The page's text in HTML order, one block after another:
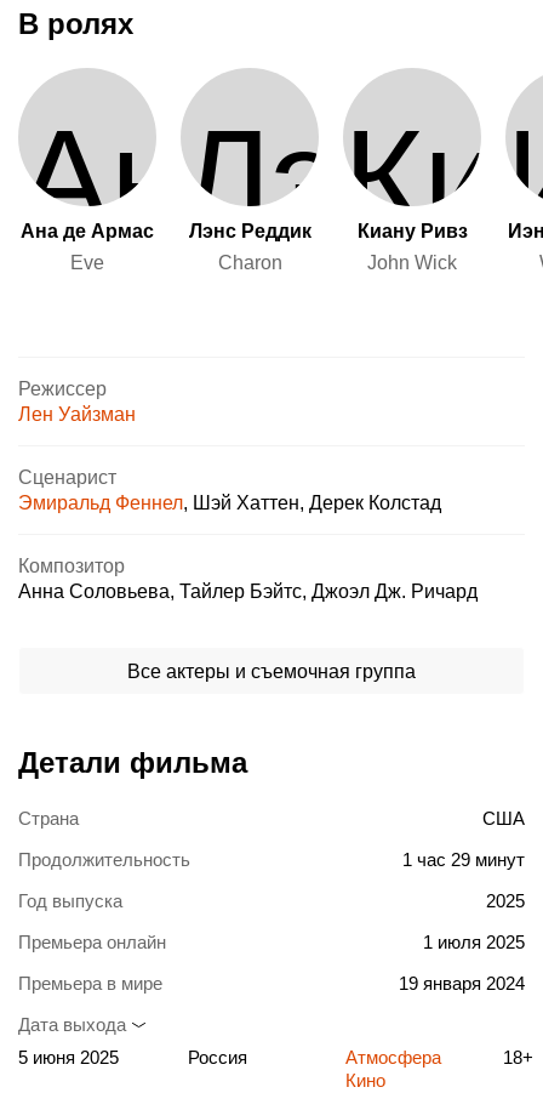
яга.
В ролях
Ана де Армас
Eve
Лэнс Реддик
Charon
Киану Ривз
John Wick
Режиссер
Лен Уайзман
Сценарист
Эмиральд Феннел, Шэй Хаттен, Дерек Колстад
Композитор
Анна Соловьева, Тайлер Бэйтс, Джоэл Дж. Ричард
Все актеры и съемочная группа
Детали фильма
Страна
США
Продолжительность
1 час 29 минут
Год выпуска
2025
Премьера онлайн
1 июля 2025
Премьера в мире
19 января 2024
Дата выхода
5 июня 2025
Россия
Атмосфера
Кино
18+